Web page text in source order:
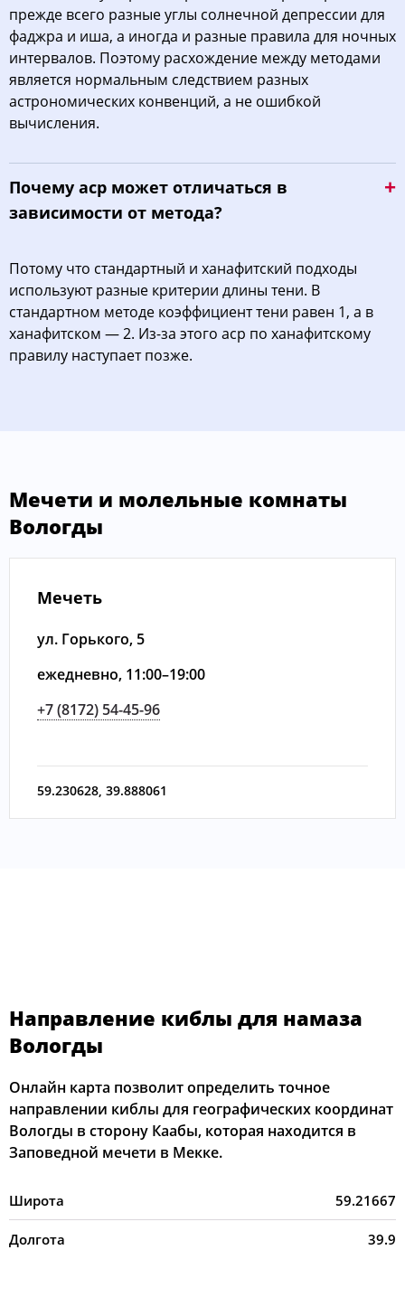
прежде всего разные углы солнечной депрессии для
фаджра и иша, а иногда и разные правила для ночных
интервалов. Поэтому расхождение между методами
является нормальным следствием разных
астрономических конвенций, а не ошибкой
вычисления.
Почему аср может отличаться в
зависимости от метода?
Потому что стандартный и ханафитский подходы
используют разные критерии длины тени. В
стандартном методе коэффициент тени равен 1, а в
ханафитском — 2. Из-за этого аср по ханафитскому
правилу наступает позже.
Мечети и молельные комнаты
Вологды
Мечеть
ул. Горького, 5
ежедневно, 11:00–19:00
+7 (8172) 54-45-96
59.230628, 39.888061
Направление киблы для намаза
Вологды
Онлайн карта позволит определить точное
направлении киблы для географических координат
Вологды в сторону Каабы, которая находится в
Заповедной мечети в Мекке.
Широта 59.21667
Долгота 39.9